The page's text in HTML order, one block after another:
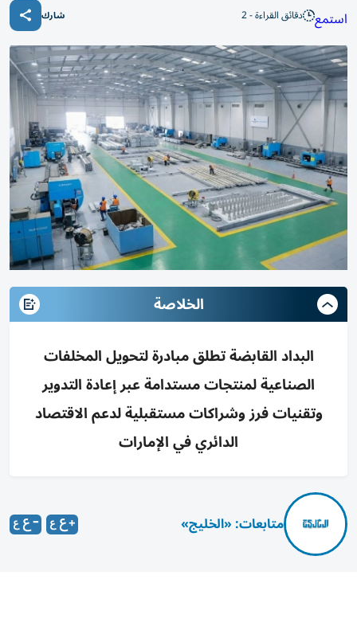
استمع دقائق القراءة - 2 شارك
الخلاصة
البداد القابضة تطلق مبادرة لتحويل المخلفات
الصناعية لمنتجات مستدامة عبر إعادة التدوير
وتقنيات فرز وشراكات مستقبلية لدعم الاقتصاد
الدائري في الإمارات
متابعات: «الخليج»